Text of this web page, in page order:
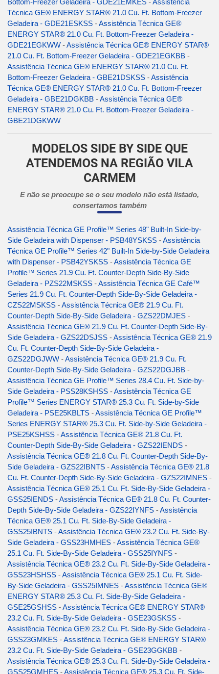
Bottom-Freezer Geladeira - GDE21EMKES -Assistência
Técnica GE® ENERGY STAR® 21.0 Cu. Ft. Bottom-Freezer
Geladeira - GDE21ESKSS -Assistência Técnica GE®
ENERGY STAR® 21.0 Cu. Ft. Bottom-Freezer Geladeira -
GDE21EGKWW -Assistência Técnica GE® ENERGY STAR®
21.0 Cu. Ft. Bottom-Freezer Geladeira - GDE21EGKBB -
Assistência Técnica GE® ENERGY STAR® 21.0 Cu. Ft.
Bottom-Freezer Geladeira - GBE21DSKSS -Assistência
Técnica GE® ENERGY STAR® 21.0 Cu. Ft. Bottom-Freezer
Geladeira - GBE21DGKBB -Assistência Técnica GE®
ENERGY STAR® 21.0 Cu. Ft. Bottom-Freezer Geladeira -
GBE21DGKWW
MODELOS SIDE BY SIDE QUE
ATENDEMOS NA REGIÃO VILA
CARMEM
E não se preocupe se o seu modelo não está listado,
consertamos também
Assistência Técnica GE Profile™ Series 48" Built-In Side-by-
Side Geladeira with Dispenser - PSB48YSKSS -Assistência
Técnica GE Profile™ Series 42" Built-In Side-by-Side Geladeira
with Dispenser - PSB42YSKSS -Assistência Técnica GE
Profile™ Series 21.9 Cu. Ft. Counter-Depth Side-By-Side
Geladeira - PZS22MSKSS -Assistência Técnica GE Café™
Series 21.9 Cu. Ft. Counter-Depth Side-By-Side Geladeira -
CZS22MSKSS -Assistência Técnica GE® 21.9 Cu. Ft.
Counter-Depth Side-By-Side Geladeira - GZS22DMJES -
Assistência Técnica GE® 21.9 Cu. Ft. Counter-Depth Side-By-
Side Geladeira - GZS22DSJSS -Assistência Técnica GE® 21.9
Cu. Ft. Counter-Depth Side-By-Side Geladeira -
GZS22DGJWW -Assistência Técnica GE® 21.9 Cu. Ft.
Counter-Depth Side-By-Side Geladeira - GZS22DGJBB -
Assistência Técnica GE Profile™ Series 28.4 Cu. Ft. Side-by-
Side Geladeira - PSS28KSHSS -Assistência Técnica GE
Profile™ Series ENERGY STAR® 25.3 Cu. Ft. Side-by-Side
Geladeira - PSE25KBLTS -Assistência Técnica GE Profile™
Series ENERGY STAR® 25.3 Cu. Ft. Side-by-Side Geladeira -
PSE25KSHSS -Assistência Técnica GE® 21.8 Cu. Ft.
Counter-Depth Side-By-Side Geladeira - GZS22IENDS -
Assistência Técnica GE® 21.8 Cu. Ft. Counter-Depth Side-By-
Side Geladeira - GZS22IBNTS -Assistência Técnica GE® 21.8
Cu. Ft. Counter-Depth Side-By-Side Geladeira - GZS22IMNES -
Assistência Técnica GE® 25.1 Cu. Ft. Side-By-Side Geladeira -
GSS25IENDS -Assistência Técnica GE® 21.8 Cu. Ft. Counter-
Depth Side-By-Side Geladeira - GZS22IYNFS -Assistência
Técnica GE® 25.1 Cu. Ft. Side-By-Side Geladeira -
GSS25IBNTS -Assistência Técnica GE® 23.2 Cu. Ft. Side-By-
Side Geladeira - GSS23HMHES -Assistência Técnica GE®
25.1 Cu. Ft. Side-By-Side Geladeira - GSS25IYNFS -
Assistência Técnica GE® 23.2 Cu. Ft. Side-By-Side Geladeira -
GSS23HSHSS -Assistência Técnica GE® 25.1 Cu. Ft. Side-
By-Side Geladeira - GSS25IMNES -Assistência Técnica GE®
ENERGY STAR® 25.3 Cu. Ft. Side-By-Side Geladeira -
GSE25GSHSS -Assistência Técnica GE® ENERGY STAR®
23.2 Cu. Ft. Side-By-Side Geladeira - GSE23GSKSS -
Assistência Técnica GE® 23.2 Cu. Ft. Side-By-Side Geladeira -
GSS23GMKES -Assistência Técnica GE® ENERGY STAR®
23.2 Cu. Ft. Side-By-Side Geladeira - GSE23GGKBB -
Assistência Técnica GE® 25.3 Cu. Ft. Side-By-Side Geladeira -
GSS25GMHES -Assistência Técnica GE® 25.3 Cu. Ft. Side-